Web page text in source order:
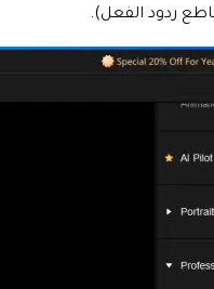
ردود الفعل).